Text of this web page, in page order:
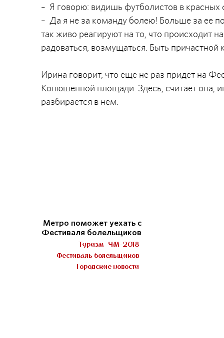
– Я говорю: видишь футболистов в
– Да я не за команду болею! Больше за ее
так живо реагируют на то, что происходит
радоваться, возмущаться. Быть причастной
Ирина говорит, что еще не раз придет на
Конюшенной площади. Здесь, считает она,
разбирается в нем.
Метро поможет уехать с
Фестиваля болельщиков
Туризм ЧМ-2018
Фестиваль болельщиков
Городские новости